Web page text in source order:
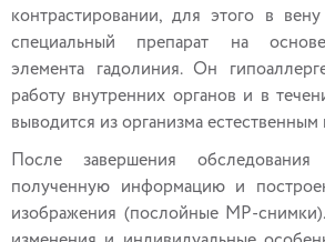
контрастировании, для этого в
специальный препарат на
элемента гадолиния. Он
работу внутренних органов и в
выводится из организма естественным
После завершения обследования
полученную информацию и
изображения (послойные МР-